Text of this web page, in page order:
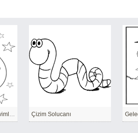
Elmadaki Yıldızlarla Sevimli Solucan Çizim Solucanı